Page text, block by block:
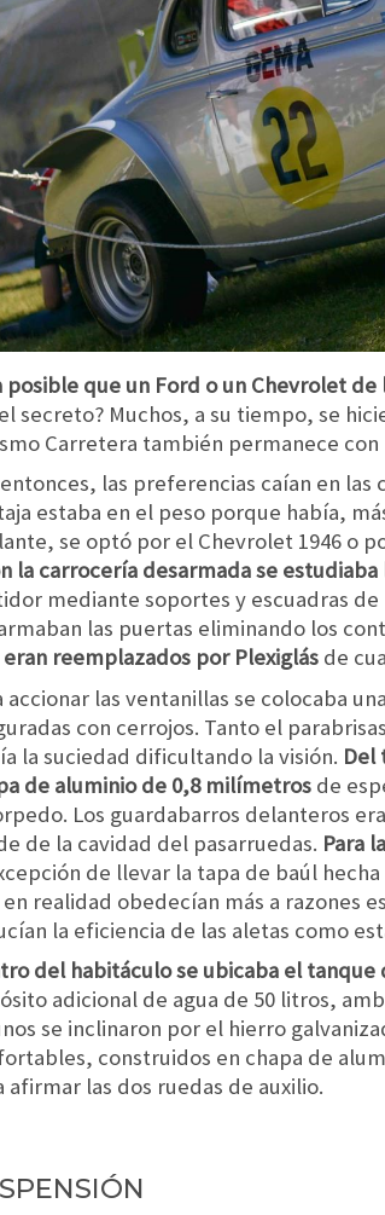
posible que un Ford o un Chevrolet
secreto? Muchos, a su tiempo, se
Carretera también permanece con
las preferencias caían en
estaba en el peso porque había,
se optó por el Chevrolet 1946 o
la carrocería desarmada se
mediante soportes y escuadras
las puertas eliminando los
reemplazados por Plexiglás de
accionar las ventanillas se colocaba
con cerrojos. Tanto el
la suciedad dificultando la visión. Del
de aluminio de 0,8 milímetros de
Los guardabarros delanteros
de la cavidad del pasarruedas. Para
de llevar la tapa de baúl
realidad obedecían más a razones
la eficiencia de las aletas como
del habitáculo se ubicaba el tanque
adicional de agua de 50 litros,
se inclinaron por el hierro
construidos en chapa de
afirmar las dos ruedas de auxilio.